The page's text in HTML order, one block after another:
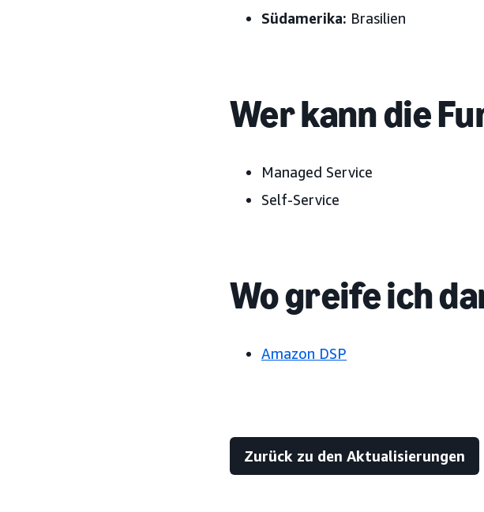
Südamerika: Brasilien
Wer kann die
Managed Service
Self-Service
Wo greife ich
Amazon DSP
Zurück zu den Aktualisierungen